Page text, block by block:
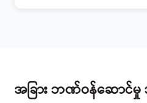
အခြား ဘဏ်ဝန်ဆောင်မှု အ